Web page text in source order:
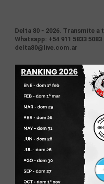
Delta 80 - 2026. Transmite a
Whatsapp: +54 911 5833
delta80@live.com.ar